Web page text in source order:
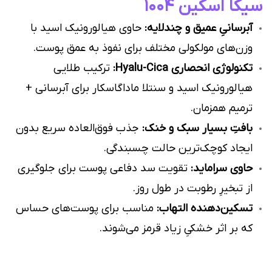
سیکا اسکین ۱۰۰۴
آبرسانیِ عمیق و چندلایه: حاوی هیالورونیک اسید با
وزن‌های مولکولی مختلف برای نفوذ به عمق پوست.
تکنولوژی انحصاری Hyalu-Cica:
ترکیب طلایی
هیالورونیک اسید و سنتلا ماداگاسکار برای آبرسانی +
ترمیم همزمان.
بافتِ بسیار سبک و خنک: جذب فوق‌العاده سریع بدون
ایجاد کوچک‌ترین حالت چسبندگی.
حاوی سراماید: تقویت سد دفاعی پوست برای جلوگیری
از تبخیرِ رطوبت در طول روز.
تسکین‌دهنده التهاب: مناسب برای پوست‌های حساس
که بر اثر خشکیِ زیاد قرمز می‌شوند.